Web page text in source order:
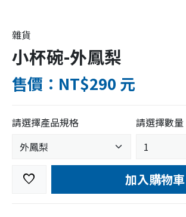
雜貨
小杯碗-外鳳梨
售價：NT$290 元
請選擇產品規格 請選擇數量
favorite 加入購物車